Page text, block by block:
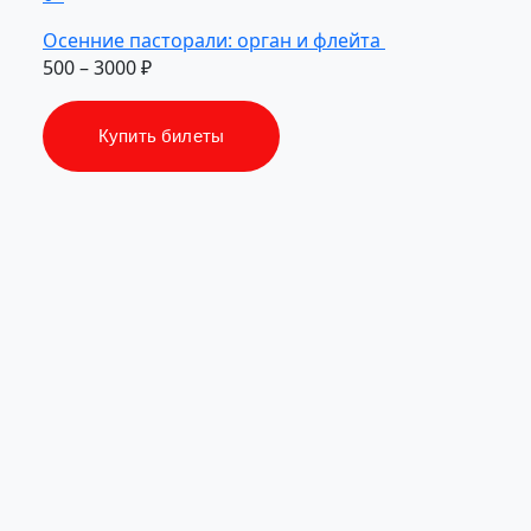
Осенние пасторали: орган и флейта
500 – 3000 ₽
Купить билеты